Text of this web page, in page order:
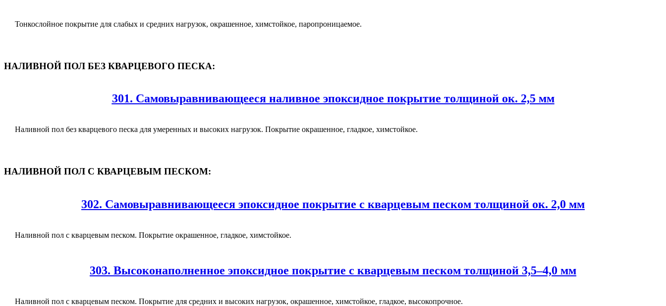
Тонкослойное покрытие для слабых и средних нагрузок, окрашенное, химстойкое, паропроницаемое.
НАЛИВНОЙ ПОЛ БЕЗ КВАРЦЕВОГО ПЕСКА:
301. Самовыравнивающееся наливное эпоксидное покрытие толщиной ок. 2,5 мм
Наливной пол без кварцевого песка для умеренных и высоких нагрузок. Покрытие окрашенное, гладкое, химстойкое.
НАЛИВНОЙ ПОЛ С КВАРЦЕВЫМ ПЕСКОМ:
302. Самовыравнивающееся эпоксидное покрытие с кварцевым песком толщиной ок. 2,0 мм
Наливной пол с кварцевым песком. Покрытие окрашенное, гладкое, химстойкое.
303. Высоконаполненное эпоксидное покрытие с кварцевым песком толщиной 3,5–4,0 мм
Наливной пол с кварцевым песком. Покрытие для средних и высоких нагрузок, окрашенное, химстойкое, гладкое, высокопрочное.